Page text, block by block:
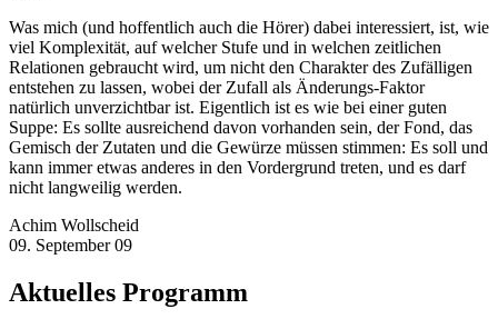
Was mich (und hoffentlich auch die Hörer) dabei interessiert, ist, wie
viel Komplexität, auf welcher Stufe und in welchen zeitlichen
Relationen gebraucht wird, um nicht den Charakter des Zufälligen
entstehen zu lassen, wobei der Zufall als Änderungs-Faktor
natürlich unverzichtbar ist. Eigentlich ist es wie bei einer guten
Suppe: Es sollte ausreichend davon vorhanden sein, der Fond, das
Gemisch der Zutaten und die Gewürze müssen stimmen: Es soll und
kann immer etwas anderes in den Vordergrund treten, und es darf
nicht langweilig werden.
Achim Wollscheid
09. September 09
Aktuelles Programm